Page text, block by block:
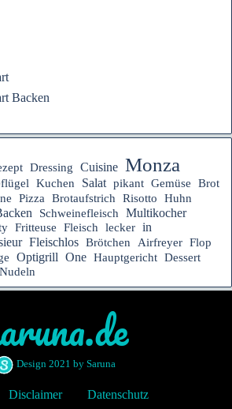
Backen
Dressing Cuisine Monza
Kuchen Salat pikant Gemüse Brot
Pizza Brotaufstrich Risotto
Huhn
Schweinefleisch Multikocher
Fritteuse Fleisch lecker in
Fleischlos Brötchen Airfreyer Flop
Optigrill One Hauptgericht Dessert
Nudeln
Disclaimer Datenschutz
Design 2021 by Saruna